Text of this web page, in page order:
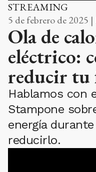
STREAMING
5 de febrero de 2025 |
Ola de
eléctrico:
reducir tu
Hablamos con
Stampone
energía
reducirlo.